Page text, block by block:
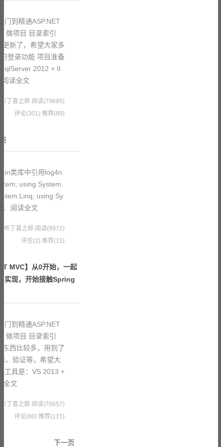
门到精通ASP.NET
做项目 目录索引
新了，希望大家多
登录功能 项目准备
2012 + II
阅读全文
丁喜之郎 阅读(79695)
评论(301) 推荐(89)
类库中引用log4n
using System.
using Sy
阅读全文
布丁喜之郎 阅读(9972)
评论(2) 推荐(15)
MVC】从0开始，一起
实现，开始接触Spring
门到精通ASP.NET
做项目 目录索引
西比较多，用到了
、验证等，希望大
工具是：VS 2013 +
全文
丁喜之郎 阅读(78657)
评论(80) 推荐(115)
下一页